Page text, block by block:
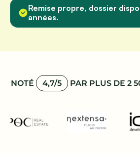
Remise propre, dossier
années.
NOTÉ 4,7/5 PAR PLUS DE 2